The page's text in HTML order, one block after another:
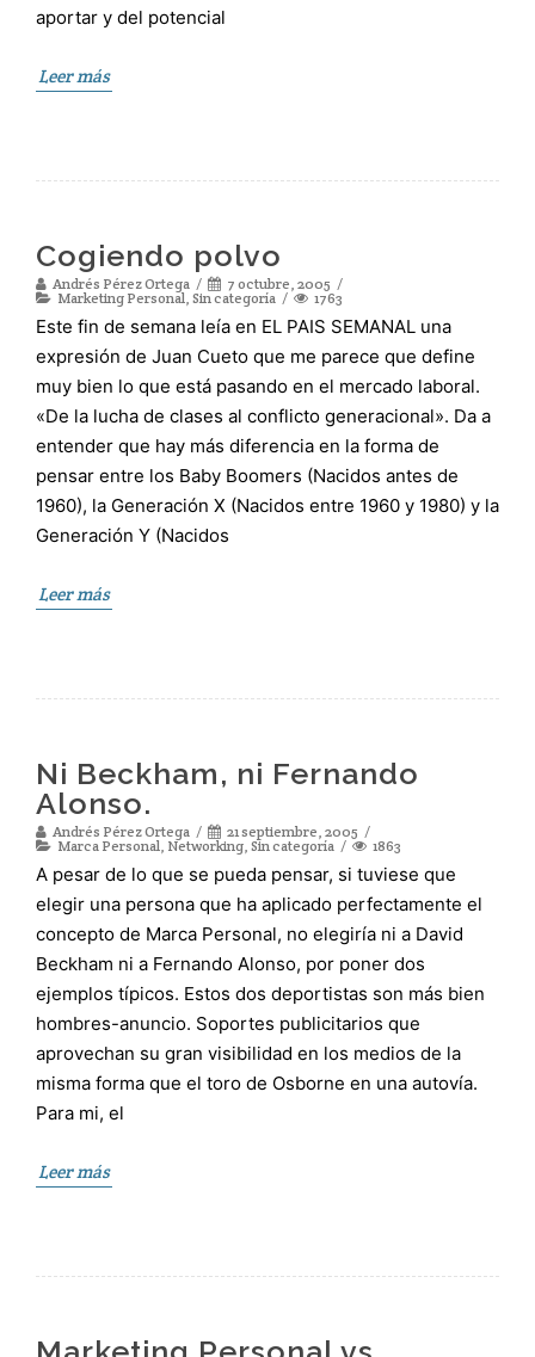
aportar y del potencial
Leer más
Cogiendo polvo
Andrés Pérez Ortega
7 octubre, 2005
Marketing Personal, Sin categoría 1763
Este fin de semana leía en EL PAIS SEMANAL una
expresión de Juan Cueto que me parece que define
muy bien lo que está pasando en el mercado laboral.
«De la lucha de clases al conflicto generacional». Da a
entender que hay más diferencia en la forma de
pensar entre los Baby Boomers (Nacidos antes de
1960), la Generación X (Nacidos entre 1960 y 1980) y la
Generación Y (Nacidos
Leer más
Ni Beckham, ni Fernando
Alonso.
Andrés Pérez Ortega
21 septiembre, 2005
Marca Personal, Networking, Sin categoría 1863
A pesar de lo que se pueda pensar, si tuviese que
elegir una persona que ha aplicado perfectamente el
concepto de Marca Personal, no elegiría ni a David
Beckham ni a Fernando Alonso, por poner dos
ejemplos típicos. Estos dos deportistas son más bien
hombres-anuncio. Soportes publicitarios que
aprovechan su gran visibilidad en los medios de la
misma forma que el toro de Osborne en una autovía.
Para mi, el
Leer más